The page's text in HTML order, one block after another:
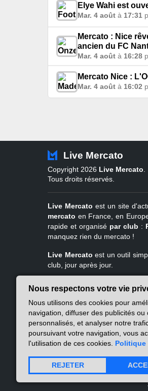
Elye Wahi est
Mar. 4 août à 17:31
Mercato : Nice
ancien du FC
Mar. 4 août à 16:28
Mercato Nice :
Mar. 4 août à 16:02
Live Mercato
Copyright 2026 Live Mercato.
Tous droits réservés.
Live Mercato est un site
mercato en France, en
rapide et organisé par club :
manquez rien du mercato !
Live Mercato est un outil
club, jour après jour.
Live Mercato
A propos
Nous contacter
Mentions légales
Politique de
Atlas des flux RSS
Nous respectons votre vie
Nous utilisons des cookies pour
navigation, diffuser des publicités ou
personnalisés, et analyser notre
poursuivant votre navigation, vous
l'utilisation de ces cookies. Politique
REJETER